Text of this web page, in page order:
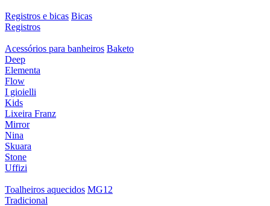
Registros e bicas Bicas
Registros
Acessórios para banheiros Baketo
Deep
Elementa
Flow
I gioielli
Kids
Lixeira Franz
Mirror
Nina
Skuara
Stone
Uffizi
Toalheiros aquecidos MG12
Tradicional